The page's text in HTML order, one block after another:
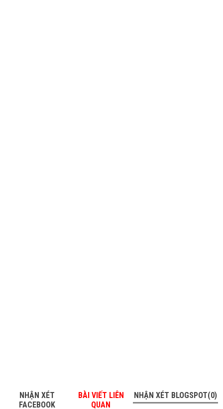
NHẬN XÉT
FACEBOOK
BÀI VIẾT LIÊN
QUAN
NHẬN XÉT BLOGSPOT(0)